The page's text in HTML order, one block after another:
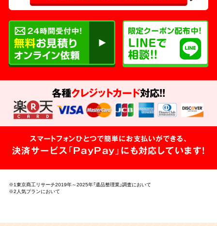
各種クレジットカード対応!!
スマートフォンひとつで簡単にお支払いができる、
決済サービス「PayPay」にも対応しています!
※1東京商工リサーチ2019年～2025年「遺品整理業」調査において
※2人気プランにおいて